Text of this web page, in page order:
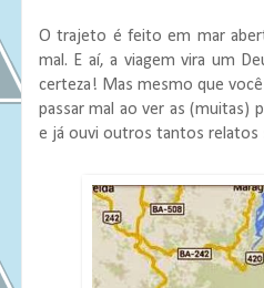
O trajeto é feito em mar
mal. E aí, a viagem vira um
certeza! Mas mesmo que
passar mal ao ver as (muitas)
e já ouvi outros tantos relatos